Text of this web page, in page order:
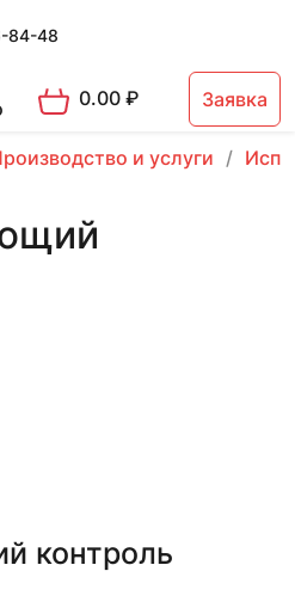
84-48
0.00₽ Заявка
и услуги
контроль